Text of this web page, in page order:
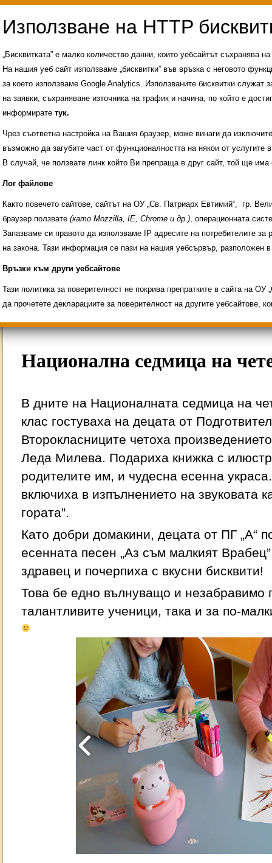
Свободни места за ученици
ИНОВАЦИЯ 2026
Олимпиади 2025/2026
Национална седмица на
В дните на Националната седмица на
клас гостуваха на децата от
Второкласниците четоха
Леда Милева. Подариха книжка с
родителите им, и чудесна есенна
включиха в изпълнението на звуковата
гората”.
Като добри домакини, децата от ПГ „А“
есенната песен „Аз съм малкият
здравец и почерпиха с вкусни бисквити!
Това бе едно вълнуващо и незабравимо
талантливите ученици, така и за по-
„Бисквитката” е малко количество данни, които уебсайтът съхранява
На нашия уеб сайт използваме „бисквитки” във връзка с неговото
за което използваме Google Analytics. Използваните бисквитки служат
на заявки, съхраняване източника на трафик и начина, по който е
информирате тук.
Чрез съответна настройка на Вашия браузер, може винаги да
възможно да загубите част от функционалността на някои от услугите
В случай, че ползвате линк който Ви препраща в друг сайт, той ще има
Лог файлове
Както повечето сайтове, сайтът на ОУ „Св. Патриарх Евтимий“, гр.
браузер ползвате (като Mozzilla, IE, Chrome и др.), операционната
Запазваме си правото да използваме IP адресите на потребителите
на закона. Тази информация се пази на нашия уебсървър,
Връзки към други уебсайтове
Тази политика за поверителност не покрива препратките в сайта на
да прочетете декларациите за поверителност на другите уебсайтове,